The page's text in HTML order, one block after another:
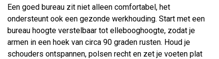
Een goed bureau zit niet alleen comfortabel, het
ondersteunt ook een gezonde werkhouding. Start met een
bureau hoogte verstelbaar tot ellebooghoogte, zodat je
armen in een hoek van circa 90 graden rusten. Houd je
schouders ontspannen, polsen recht en zet je voeten plat